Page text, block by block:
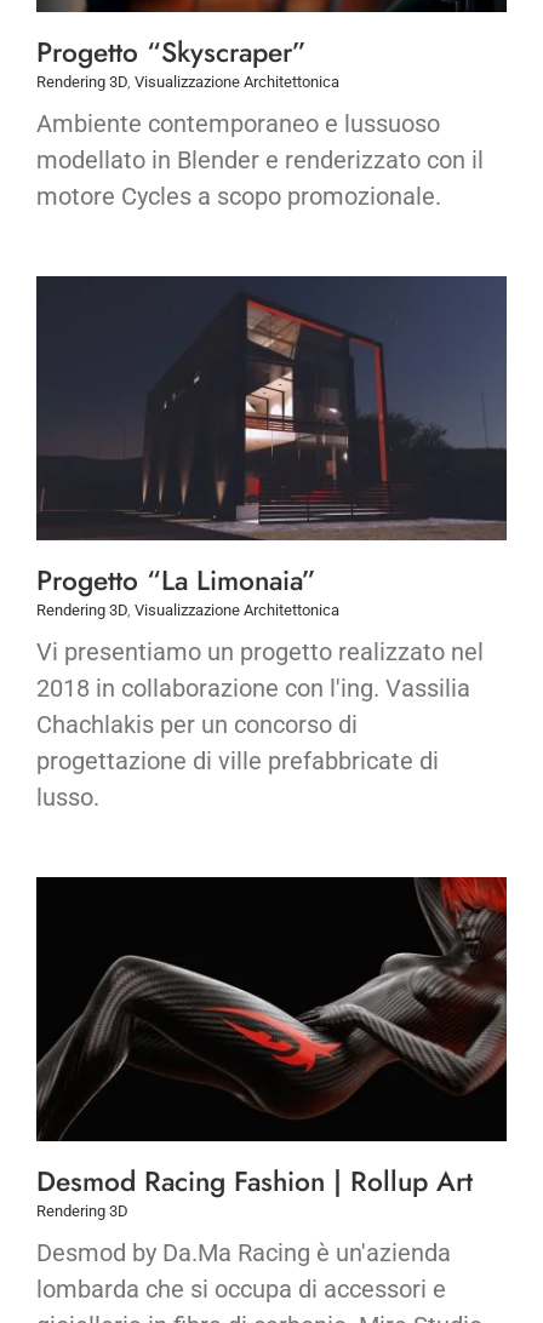
Progetto “Skyscraper”
Rendering 3D, Visualizzazione Architettonica
Ambiente contemporaneo e lussuoso
modellato in Blender e renderizzato con il
motore Cycles a scopo promozionale.
Progetto “La Limonaia”
Rendering 3D, Visualizzazione Architettonica
Vi presentiamo un progetto realizzato nel
2018 in collaborazione con l'ing. Vassilia
Chachlakis per un concorso di
progettazione di ville prefabbricate di
lusso.
Desmod Racing Fashion | Rollup Art
Rendering 3D
Desmod by Da.Ma Racing è un'azienda
lombarda che si occupa di accessori e